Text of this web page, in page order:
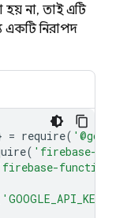
হয় না, তাই এটি
একটি নিরাপদ
= require(
( 'firebase-
functions/
'GOOGLE_API_KEY'